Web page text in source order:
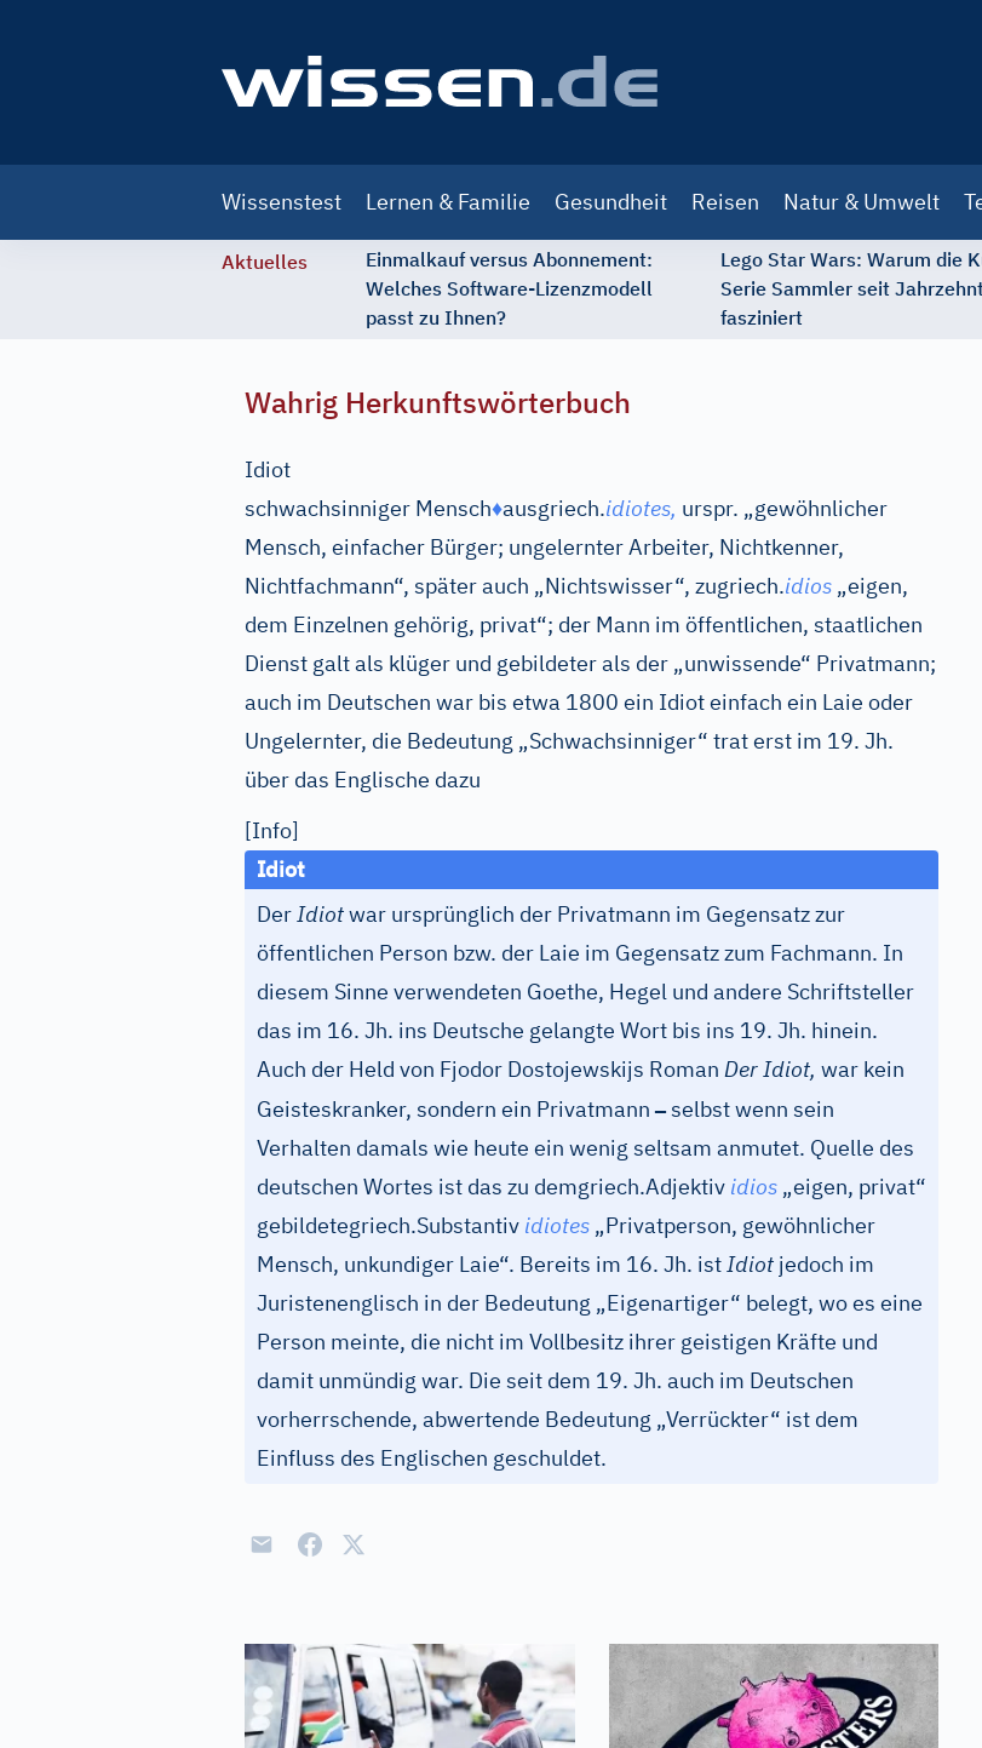
navigation
Wissenstest Lernen & Familie Gesundheit Reisen Natur & Umwelt
Aktuelles
Einmalkauf versus Abonnement:
Welches Software-Lizenzmodell
passt zu Ihnen?
Lego Star Wars: Warum die
Serie Sammler seit
fasziniert
Wahrig Herkunftswörterbuch
Idiot
schwachsinniger Mensch♦ausgriech.idiotes, urspr. „gewöhnlicher
Mensch, einfacher Bürger; ungelernter Arbeiter, Nichtkenner,
Nichtfachmann“, später auch „Nichtswisser“, zugriech.idios „eigen,
dem Einzelnen gehörig, privat“; der Mann im öffentlichen, staatlichen
Dienst galt als klüger und gebildeter als der „unwissende“ Privatmann;
auch im Deutschen war bis etwa 1800 ein Idiot einfach ein Laie oder
Ungelernter, die Bedeutung „Schwachsinniger“ trat erst im 19. Jh.
über das Englische dazu
[Info]
Idiot
DerIdiotwar ursprünglich der Privatmann im Gegensatz zur
öffentlichen Person bzw. der Laie im Gegensatz zum Fachmann. In
diesem Sinne verwendeten Goethe, Hegel und andere Schriftsteller
das im 16. Jh. ins Deutsche gelangte Wort bis ins 19. Jh. hinein.
Auch der Held von Fjodor Dostojewskijs Roman Der Idiot, war kein
Geisteskranker, sondern ein Privatmann–selbst wenn sein
Verhalten damals wie heute ein wenig seltsam anmutet. Quelle des
deutschen Wortes ist das zu demgriech.Adjektiv idios „eigen, privat“
gebildetegriech.Substantiv idiotes „Privatperson, gewöhnlicher
Mensch, unkundiger Laie“. Bereits im 16. Jh. istIdiot jedoch im
Juristenenglisch in der Bedeutung „Eigenartiger“ belegt, wo es eine
Person meinte, die nicht im Vollbesitz ihrer geistigen Kräfte und
damit unmündig war. Die seit dem 19. Jh. auch im Deutschen
vorherrschende, abwertende Bedeutung „Verrückter“ ist dem
Einfluss des Englischen geschuldet.